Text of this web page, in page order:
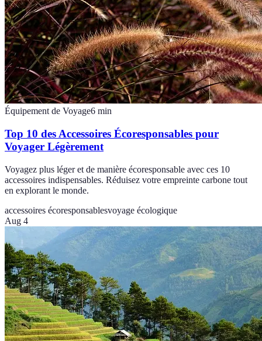
Équipement de Voyage6 min
Top 10 des Accessoires Écoresponsables pour
Voyager Légèrement
Voyagez plus léger et de manière écoresponsable avec ces 10
accessoires indispensables. Réduisez votre empreinte carbone tout
en explorant le monde.
accessoires écoresponsablesvoyage écologique
Aug 4